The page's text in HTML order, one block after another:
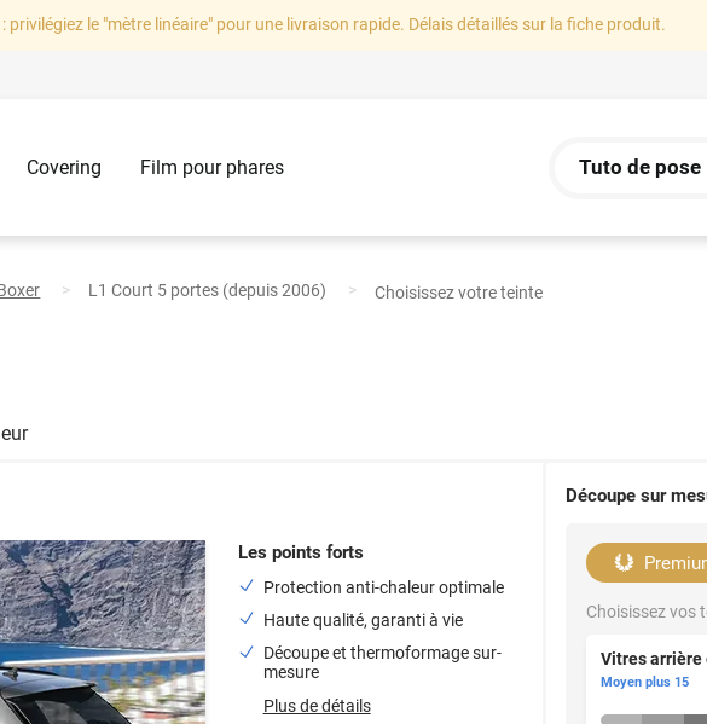
privilégiez le "mètre linéaire" pour une livraison rapide. Délais détaillés sur la fiche produit.
Covering Film pour phares Tuto de pose
L1 Court 5 portes (depuis2006) Choisissez votre teinte
Découpe sur
Choisissez vos
Vitres
Moyen plus 15
Les points forts
Protection anti-chaleur optimale
Haute qualité, garanti à vie
Découpe et thermoformage sur-
mesure
Plus de détails